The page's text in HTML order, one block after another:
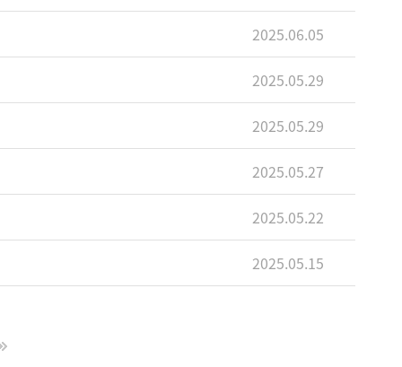
2025.06.05
2025.05.29
2025.05.29
2025.05.27
2025.05.22
2025.05.15